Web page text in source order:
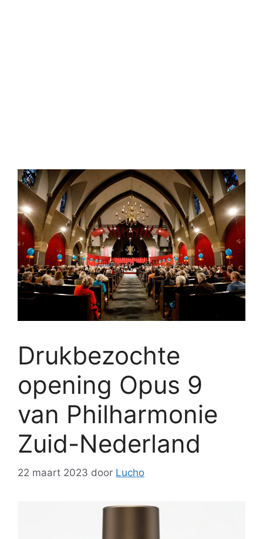
Drukbezochte
opening Opus 9
van Philharmonie
Zuid-Nederland
22 maart 2023 door Lucho